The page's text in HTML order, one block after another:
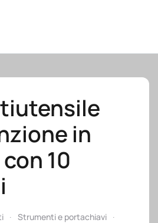
in
10
Strumenti e portachiavi